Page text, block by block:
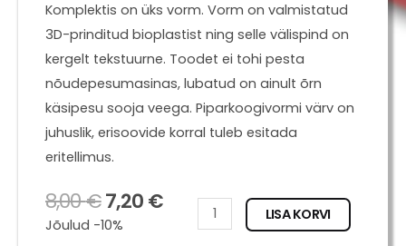
Komplektis on üks vorm. Vorm on valmistatud
3D-prinditud bioplastist ning selle välispind on
kergelt tekstuurne. Toodet ei tohi pesta
nõudepesumasinas, lubatud on ainult õrn
käsipesu sooja veega. Piparkoogivormi värv on
juhuslik, erisoovide korral tuleb esitada
eritellimus.
8,00€7,20€
Jõulud -10%
West
Highlandi
LISA KORVI